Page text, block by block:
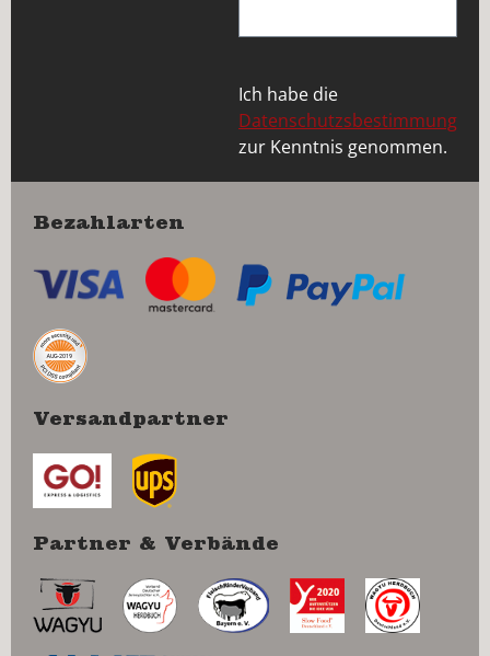
Ich habe die
Datenschutzsbestimmung
zur Kenntnis genommen.
Bezahlarten
Versandpartner
Partner & Verbände